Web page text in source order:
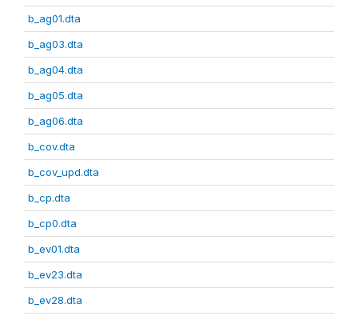
b_ag01.dta
b_ag03.dta
b_ag04.dta
b_ag05.dta
b_ag06.dta
b_cov.dta
b_cov_upd.dta
b_cp.dta
b_cp0.dta
b_ev01.dta
b_ev23.dta
b_ev28.dta